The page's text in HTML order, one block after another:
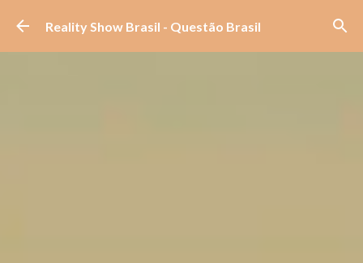
Pular para o conteúdo principal
Reality Show Brasil - Questão Brasil